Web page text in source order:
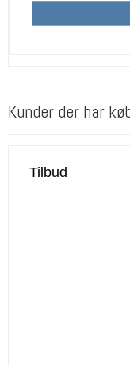
Kunder der har
Tilbud